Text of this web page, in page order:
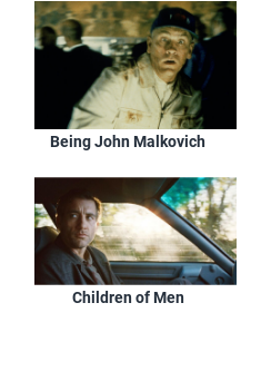
Being John Malkovich
Children of Men